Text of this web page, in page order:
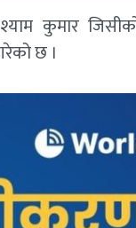
कुमार
छ ।